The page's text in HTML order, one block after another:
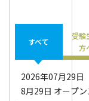
すべて
受験
方
2026年07月29日
8月29日 オープ